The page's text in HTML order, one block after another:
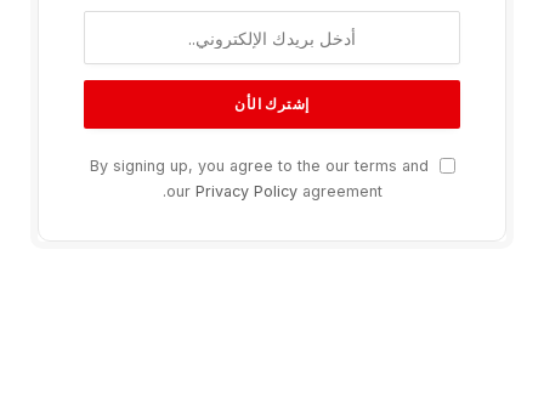
By signing up, you agree to the our terms and
our Privacy Policyagreement.